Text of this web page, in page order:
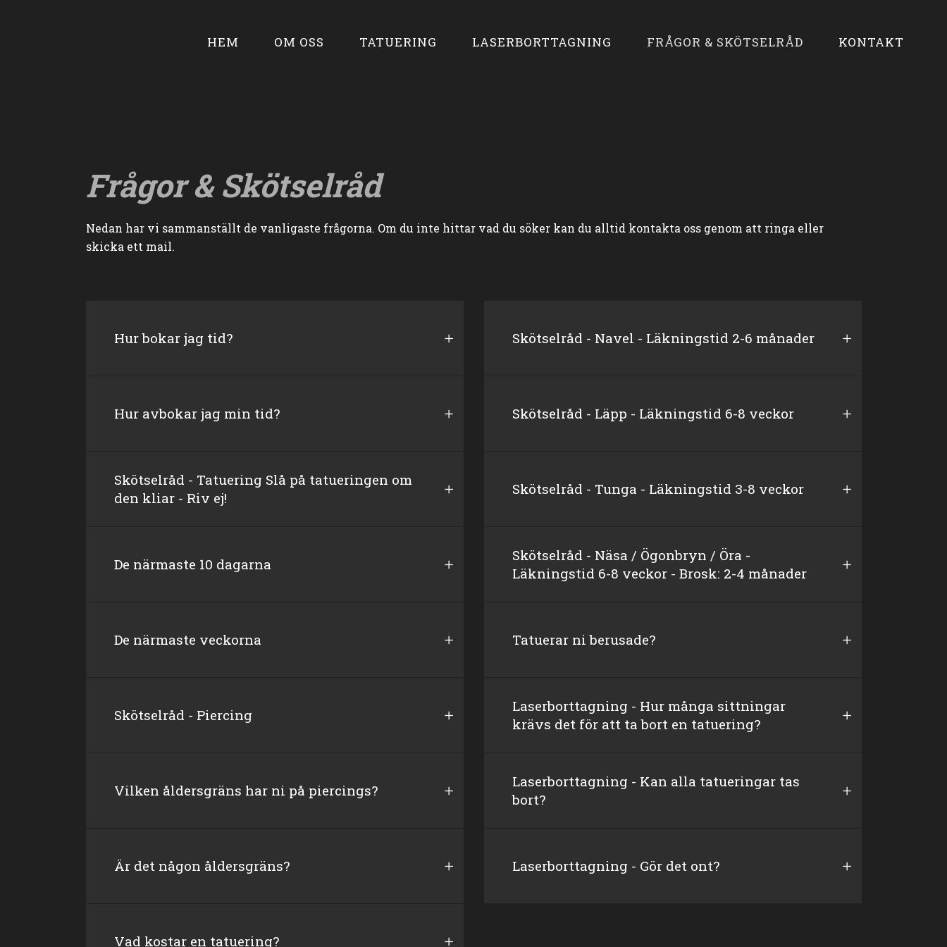
HEM OM OSS TATUERING LASERBORTTAGNING FRÅGOR & SKÖTSELRÅD KONTAKT
Frågor & Skötselråd
Nedan har vi sammanställt de vanligaste frågorna. Om du inte hittar vad du söker kan du alltid kontakta oss genom att ringa eller
skicka ett mail.
Hur bokar jag tid?
Hur avbokar jag min tid?
Skötselråd - Tatuering Slå på tatueringen om
den kliar - Riv ej!
De närmaste 10 dagarna
De närmaste veckorna
Skötselråd - Piercing
Vilken åldersgräns har ni på piercings?
Är det någon åldersgräns?
Vad kostar en tatuering?
Skötselråd - Navel - Läkningstid 2-6 månader
Skötselråd - Läpp - Läkningstid 6-8 veckor
Skötselråd - Tunga - Läkningstid 3-8 veckor
Skötselråd - Näsa / Ögonbryn / Öra -
Läkningstid 6-8 veckor - Brosk: 2-4 månader
Tatuerar ni berusade?
Laserborttagning - Hur många sittningar
krävs det för att ta bort en tatuering?
Laserborttagning - Kan alla tatueringar tas
bort?
Laserborttagning - Gör det ont?